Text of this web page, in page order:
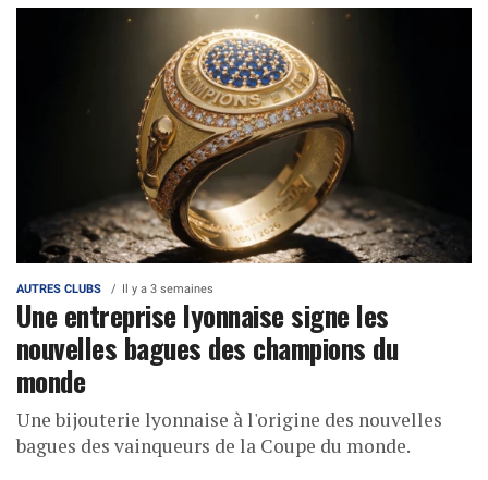
AUTRES CLUBS Il y a 3 semaines
Une entreprise lyonnaise signe les
nouvelles bagues des champions du
monde
Une bijouterie lyonnaise à l'origine des nouvelles
bagues des vainqueurs de la Coupe du monde.